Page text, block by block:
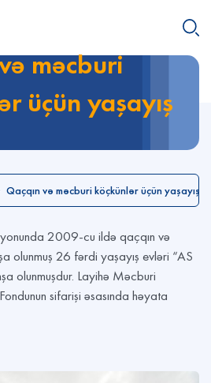
məcburi
üçün yaşayış
Qaçqın və məcburi köçkünlər üçün yaşayış
2009-cu ildə qaçqın və
olunmuş 26 fərdi yaşayış evləri “AS
olunmuşdur. Layihə Məcburi
sifarişi əsasında həyata